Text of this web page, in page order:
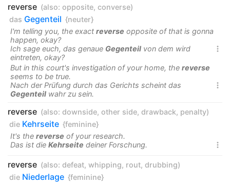
reverse (also: opposite, converse)
das Gegenteil {neuter}
I'm telling you, the exact reverse opposite of that is gonna
happen, okay?

Ich sage euch, das genaue Gegenteil von dem wird
eintreten, okay?
But in this court's investigation of your home, the reverse
seems to be true.

Nach der Prüfung durch das Gerichts scheint das
Gegenteil wahr zu sein.
reverse (also: downside, other side, drawback, penalty)
die Kehrseite {feminine}
It's the reverse of your research.

Das ist die Kehrseite deiner Forschung.
reverse (also: defeat, whipping, rout, drubbing)
die Niederlage {feminine}